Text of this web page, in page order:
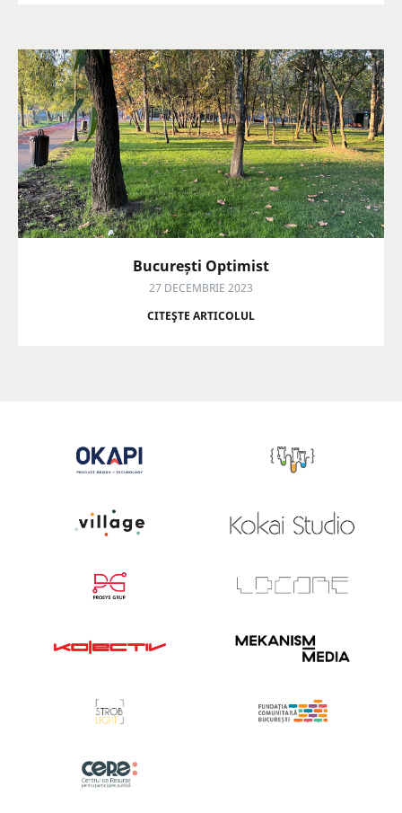
București Optimist
27 DECEMBRIE 2023
CITEŞTE ARTICOLUL